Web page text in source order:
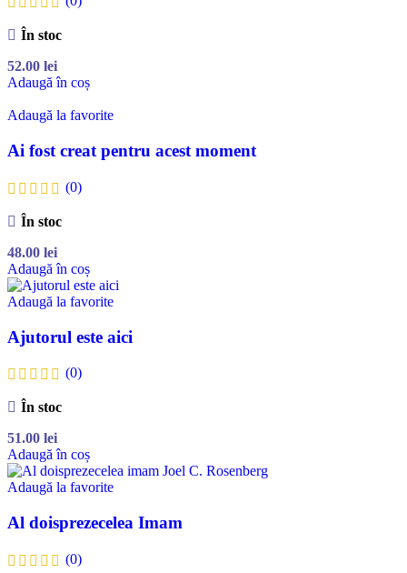
În stoc
52.00 lei
Adaugă în coș
Adaugă la favorite
Ai fost creat pentru acest moment
(0)
În stoc
48.00 lei
Adaugă în coș
Adaugă la favorite
Ajutorul este aici
(0)
În stoc
51.00 lei
Adaugă în coș
Adaugă la favorite
Al doisprezecelea Imam
(0)